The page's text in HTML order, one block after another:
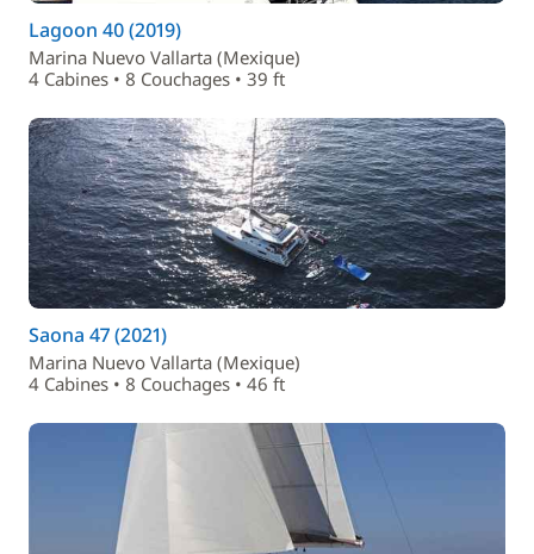
Lagoon 40 (2019)
Marina Nuevo Vallarta (Mexique)
4 Cabines • 8 Couchages • 39 ft
Saona 47 (2021)
Marina Nuevo Vallarta (Mexique)
4 Cabines • 8 Couchages • 46 ft